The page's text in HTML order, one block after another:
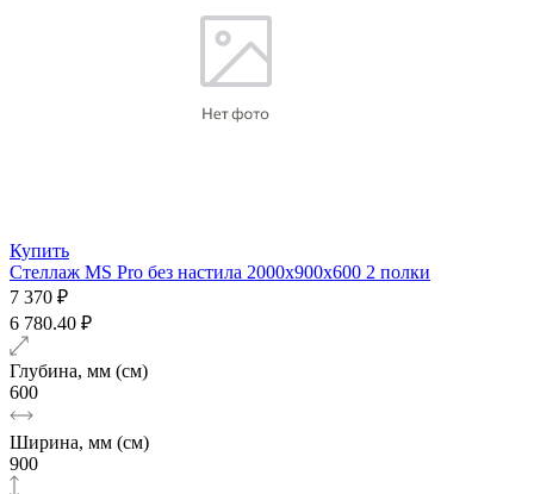
Купить
Стеллаж MS Pro без настила 2000х900x600 2 полки
7 370 ₽
6 780.40 ₽
Глубина, мм (см)
600
Ширина, мм (см)
900